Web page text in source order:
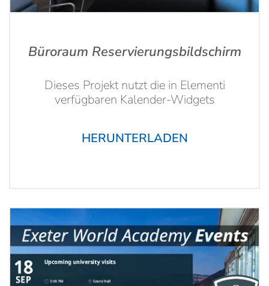
Büroraum Reservierungsbildschirm
Dieses Projekt nutzt die in Elementi
verfügbaren Kalender-Widgets
HERUNTERLADEN